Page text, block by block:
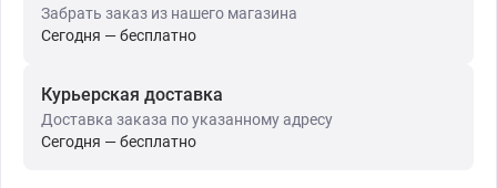
Забрать заказ из нашего магазина
Сегодня — бесплатно
Курьерская доставка
Доставка заказа по указанному адресу
Сегодня — бесплатно